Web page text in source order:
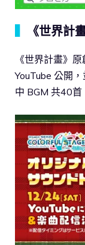
《世界計
《世界計畫》
YouTube 公開
中 BGM 共40首